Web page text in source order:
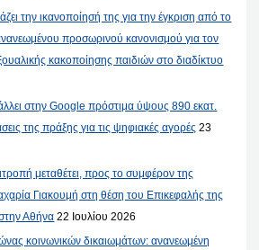
την ικανοποίησή της για την έγκριση από το
προσωρινού κανονισμού για τον
κακοποίησης παιδιών στο διαδίκτυο
στην Google πρόστιμα ύψους 890 εκατ.
της πράξης για τις ψηφιακές αγορές 23
μεταθέτει, προς το συμφέρον της
Γιακουμή στη θέση του Επικεφαλής της
Αθήνα 22 Ιουλίου 2026
κοινωνικών δικαιωμάτων: ανανεωμένη